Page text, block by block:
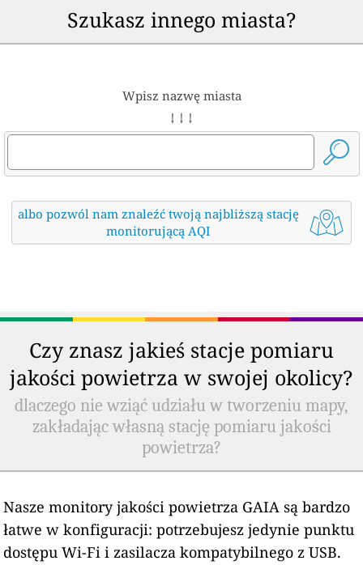
Szukasz innego miasta?
Wpisz nazwę miasta
↓ ↓ ↓
albo pozwól nam znaleźć twoją najbliższą stację
monitorującą AQI
Czy znasz jakieś stacje pomiaru
jakości powietrza w swojej okolicy?
dlaczego nie wziąć udziału w tworzeniu mapy,
zakładając własną stację pomiaru jakości
powietrza?
Nasze monitory jakości powietrza GAIA są bardzo
łatwe w konfiguracji: potrzebujesz jedynie punktu
dostępu Wi-Fi i zasilacza kompatybilnego z USB.